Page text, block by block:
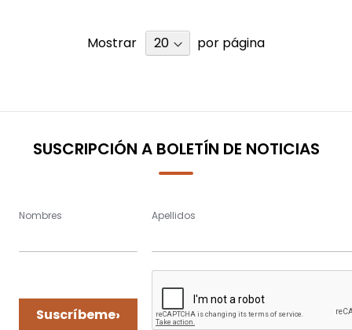
Mostrar por página
SUSCRIPCIÓN A BOLETÍN DE NOTICIAS
Nombres Apellidos
Suscríbeme›